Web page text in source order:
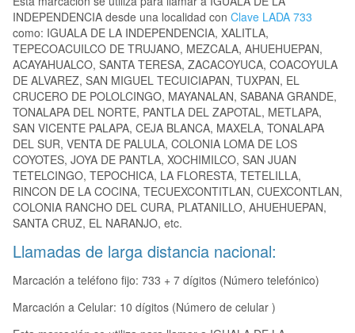
INDEPENDENCIA desde una localidad con Clave LADA 733
como: IGUALA DE LA INDEPENDENCIA, XALITLA,
TEPECOACUILCO DE TRUJANO, MEZCALA, AHUEHUEPAN,
ACAYAHUALCO, SANTA TERESA, ZACACOYUCA, COACOYULA
DE ALVAREZ, SAN MIGUEL TECUICIAPAN, TUXPAN, EL
CRUCERO DE POLOLCINGO, MAYANALAN, SABANA GRANDE,
TONALAPA DEL NORTE, PANTLA DEL ZAPOTAL, METLAPA,
SAN VICENTE PALAPA, CEJA BLANCA, MAXELA, TONALAPA
DEL SUR, VENTA DE PALULA, COLONIA LOMA DE LOS
COYOTES, JOYA DE PANTLA, XOCHIMILCO, SAN JUAN
TETELCINGO, TEPOCHICA, LA FLORESTA, TETELILLA,
RINCON DE LA COCINA, TECUEXCONTITLAN, CUEXCONTLAN,
COLONIA RANCHO DEL CURA, PLATANILLO, AHUEHUEPAN,
SANTA CRUZ, EL NARANJO, etc.
Llamadas de larga distancia nacional:
Marcación a teléfono fijo: 733 + 7 dígitos (Número telefónico)
Marcación a Celular: 10 dígitos (Número de celular )